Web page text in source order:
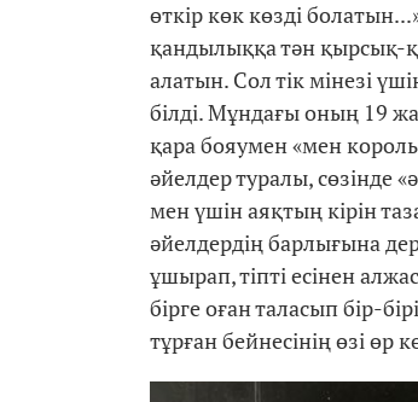
өткір көк көзді
қандылыққа тән қырсық-
алатын. Сол тік мінезі
білді. Мұндағы оның 19
қара бояумен «мен
әйелдер туралы, сөзінде
мен үшін аяқтың кірін
әйелдердің барлығына
ұшырап, тіпті есінен
бірге оған таласып бір-
тұрған бейнесінің өзі өр